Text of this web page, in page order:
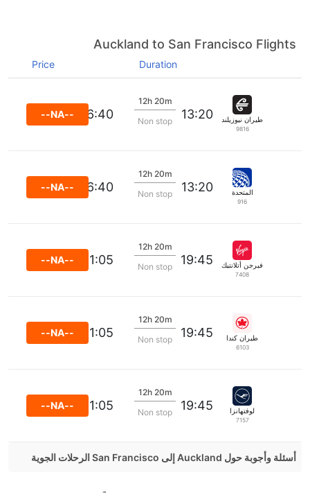
Auckland to San Francisco Flights
Duration
Price
طيران نيوزيلندا
9816
13:20
12h 20m
Non stop
06:40
--NA--
المتحدة
916
13:20
12h 20m
Non stop
06:40
--NA--
فيرجن أتلانتيك
7408
19:45
12h 20m
Non stop
11:05
--NA--
طيران كندا
6103
19:45
12h 20m
Non stop
11:05
--NA--
لوفتهانزا
7157
19:45
12h 20m
Non stop
11:05
--NA--
أسئلة وأجوبة حول Auckland إلى San Francisco الرحلات الجوية